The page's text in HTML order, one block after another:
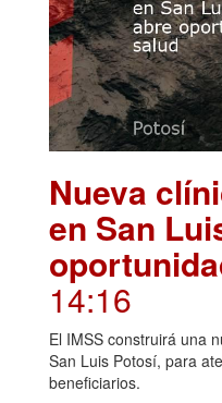
Nueva
en San
14:16
El IMSS construirá una
San Luis Potosí, para
beneficiarios.